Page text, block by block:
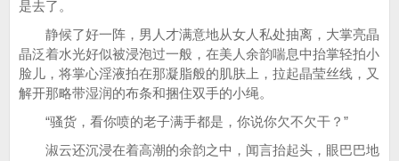
是去了。
静候了好一阵，男人才满意地从女人私处抽离，大掌亮晶
晶泛着水光好似被浸泡过一般，在美人余韵喘息中抬掌轻拍小
脸儿，将掌心淫液拍在那凝脂般的肌肤上，拉起晶莹丝线，又
解开那略带湿润的布条和捆住双手的小绳。
“骚货，看你喷的老子满手都是，你说你欠不欠干？”
淑云还沉浸在着高潮的余韵之中，闻言抬起头，眼巴巴地